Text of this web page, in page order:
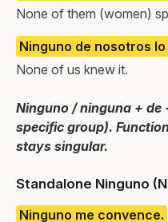
None of them (women)
Ninguno de nosotros lo
None of us knew it.
Ninguno / ninguna + de
specific group).
stays singular.
Standalone Ninguno
Ninguno me convence.